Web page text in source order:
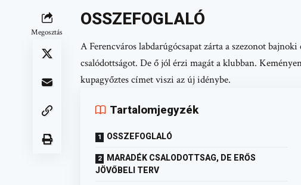
Megosztás
OSSZEFOGLALÓ
A Ferencváros labdarúgócsapat zárta a szezonot
csalódottságot. De ő jól érzi magát a klubban.
kupagyőztes címet viszi az új idénybe.
Tartalomjegyzék
OSSZEFOGLALÓ
MARADÉK CSALODOTTSAG, DE ERŐS
JÖVŐBELI TERV